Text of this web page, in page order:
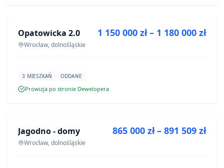
INWESTYCJA
Opatowicka 2.0
Wrocław, dolnośląskie
1 150 000 zł – 1 180 000 zł
3 MIESZKAŃ ODDANE
Prowizja po stronie Dewelopera
INWESTYCJA
Jagodno - domy
Wrocław, dolnośląskie
865 000 zł – 891 509 zł